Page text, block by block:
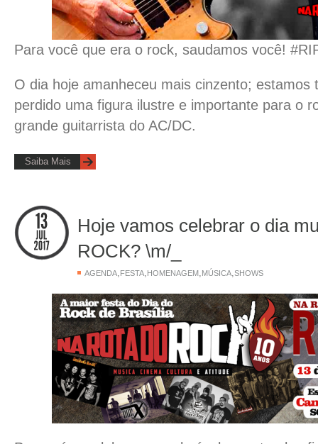
Para você que era o rock, saudamos você!
O dia hoje amanheceu mais cinzento; estamos
perdido uma figura ilustre e importante para o
grande guitarrista do AC/DC.
Saiba Mais
Hoje vamos celebrar o dia
ROCK? \m/_
AGENDA, FESTA, HOMENAGEM, MÚSICA,SHOWS